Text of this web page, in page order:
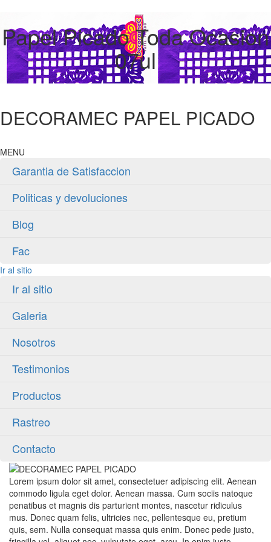
Papel Picado Toda Ocasion
07ul
DECORAMEC PAPEL PICADO
MENU
Garantia de Satisfaccion
Politicas y devoluciones
Blog
Fac
Ir al sitio
Ir al sitio
Galeria
Nosotros
Testimonios
Productos
Rastreo
Contacto
Lorem ipsum dolor sit amet, consectetuer adipiscing elit. Aenean
commodo ligula eget dolor. Aenean massa. Cum sociis natoque
penatibus et magnis dis parturient montes, nascetur ridiculus
mus. Donec quam felis, ultricies nec, pellentesque eu, pretium
quis, sem. Nulla consequat massa quis enim. Donec pede justo,